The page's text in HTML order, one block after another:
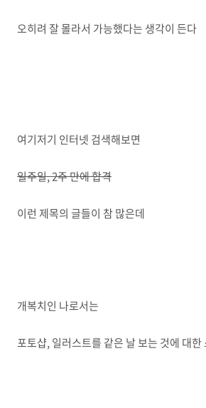
오히려 잘 몰라서 가능했다는 생각이 든다
여기저기 인터넷 검색해보면
일주일, 2주 만에 합격
이런 제목의 글들이 참 많은데
개복치인 나로서는
포토샵, 일러스트를 같은 날 보는 것에 대한